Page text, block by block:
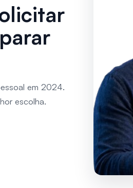
em 2024.
escolha.